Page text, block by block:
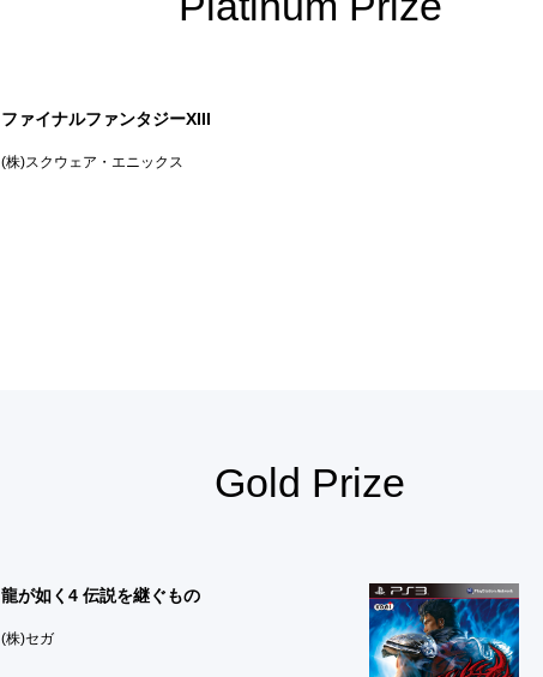
ファイナルファンタジーXIII
(株)スクウェア・エニックス
Gold Prize
龍が如く4 伝説を継ぐもの
(株)セガ